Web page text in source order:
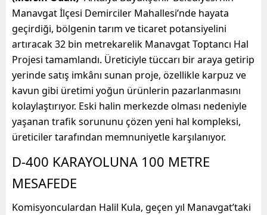
Manavgat İlçesi Demirciler Mahallesi’nde hayata
geçirdiği, bölgenin tarım ve ticaret potansiyelini
artıracak 32 bin metrekarelik Manavgat Toptancı Hal
Projesi tamamlandı. Üreticiyle tüccarı bir araya getirip
yerinde satış imkânı sunan proje, özellikle karpuz ve
kavun gibi üretimi yoğun ürünlerin pazarlanmasını
kolaylaştırıyor. Eski halin merkezde olması nedeniyle
yaşanan trafik sorununu çözen yeni hal kompleksi,
üreticiler tarafından memnuniyetle karşılanıyor.
D-400 KARAYOLUNA 100 METRE
MESAFEDE
Komisyonculardan Halil Kula, geçen yıl Manavgat’taki